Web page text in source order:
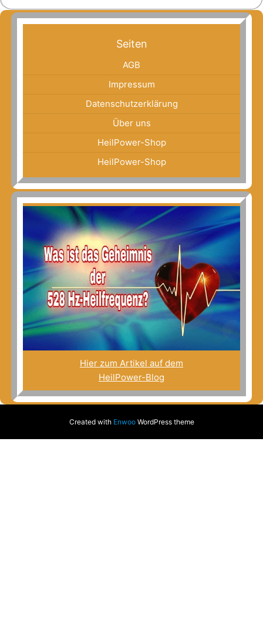
Seiten
AGB
Impressum
Datenschutzerklärung
Über uns
HeilPower-Shop
HeilPower-Shop
Hier zum Artikel auf dem
HeilPower-Blog
Created with EnwooWordPress theme